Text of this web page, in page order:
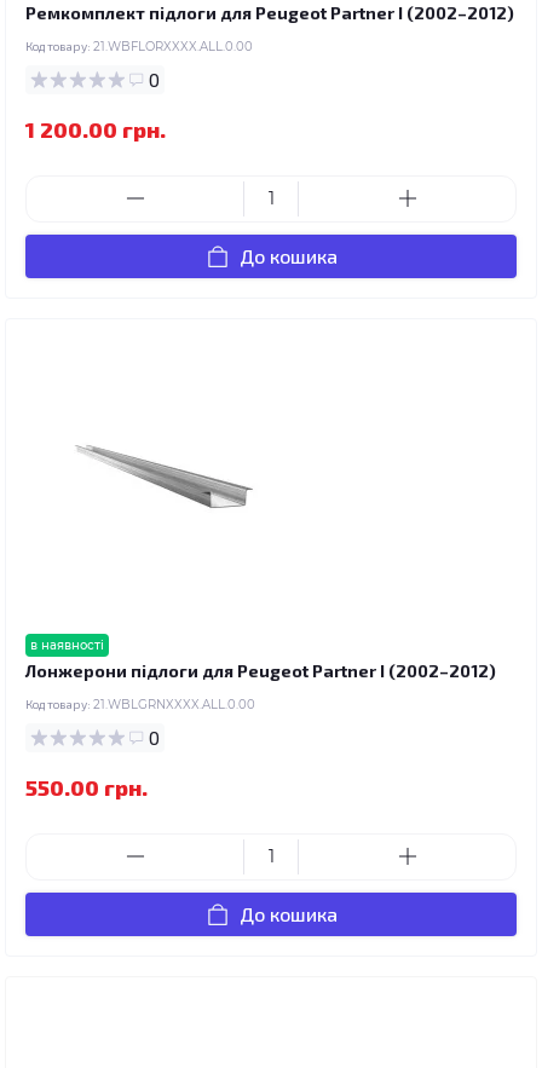
Ремкомплект підлоги для Peugeot Partner I (2002–2012)
Код товару: 21.WBFLORXXXX.ALL.0.00
0
1 200.00 грн.
До кошика
в наявності
Лонжерони підлоги для Peugeot Partner I (2002–2012)
Код товару: 21.WBLGRNXXXX.ALL.0.00
0
550.00 грн.
До кошика